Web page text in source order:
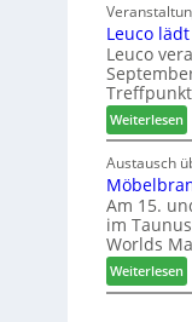
Leuco
Leuco
Treffpunkt
Weiterlesen:
L
e
u
c
o
l
ä
d
Austausch
Am 15.
im
Worlds
Weiterlesen: